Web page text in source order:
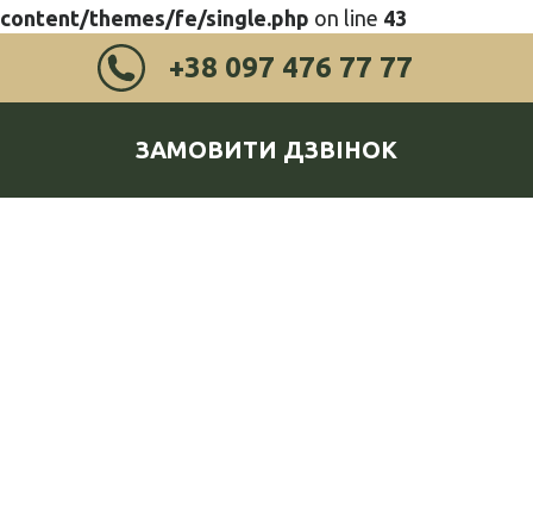
content/themes/fe/single.php on line 43
+38 097 476 77 77
ЗАМОВИТИ ДЗВІНОК